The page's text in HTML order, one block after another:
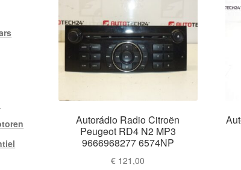
Autorádio Radio Citroën
Peugeot RD4 N2 MP3
9666968277 6574NP
€ 121,00